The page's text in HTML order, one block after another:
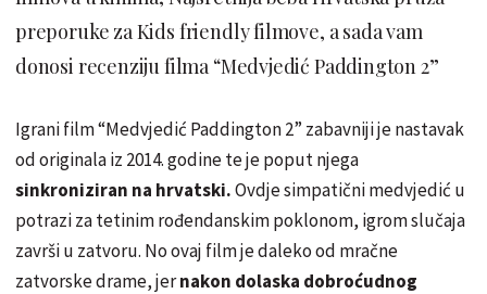
preporuke za Kids friendly filmove, a sada vam
donosi recenziju filma “Medvjedić Paddington 2”
Igrani film “Medvjedić Paddington 2” zabavniji je nastavak
od originala iz 2014. godine te je poput njega
sinkroniziran na hrvatski.Ovdje simpatični medvjedić u
potrazi za tetinim rođendanskim poklonom, igrom slučaja
završi u zatvoru. No ovaj film je daleko od mračne
zatvorske drame, jernakon dolaska dobroćudnog